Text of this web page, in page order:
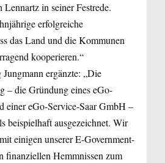
Lennartz in seiner Festrede.
erfolgreiche
das Land und die Kommunen
kooperieren.“
Jungmann ergänzte: „Die
– die Gründung eines eGo-
einer eGo-Service-Saar GmbH –
beispielhaft ausgezeichnet. Wir
einigen unserer E-Government-
finanziellen Hemmnissen zum